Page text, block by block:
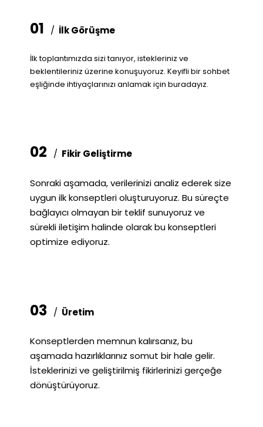
01 / İlk Görüşme
İlk toplantımızda sizi tanıyor, istekleriniz ve
beklentileriniz üzerine konuşuyoruz. Keyifli bir sohbet
eşliğinde ihtiyaçlarınızı anlamak için buradayız.
02 / Fikir Geliştirme
Sonraki aşamada, verilerinizi analiz ederek size
uygun ilk konseptleri oluşturuyoruz. Bu süreçte
bağlayıcı olmayan bir teklif sunuyoruz ve
sürekli iletişim halinde olarak bu konseptleri
optimize ediyoruz.
03 / Üretim
Konseptlerden memnun kalırsanız, bu
aşamada hazırlıklarınız somut bir hale gelir.
İsteklerinizi ve geliştirilmiş fikirlerinizi gerçeğe
dönüştürüyoruz.